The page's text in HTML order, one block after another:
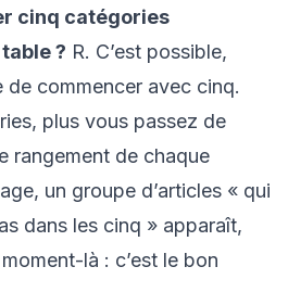
cinq catégories
? R. C’est possible,
de commencer avec cinq.
plus vous passez de
rangement de chaque
un groupe d’articles « qui
dans les cinq » apparaît,
là : c’est le bon